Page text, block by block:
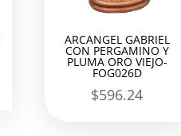
ARCANGEL GABRIEL
CON PERGAMINO Y
PLUMA ORO VIEJO-
FOG026D
$596.24